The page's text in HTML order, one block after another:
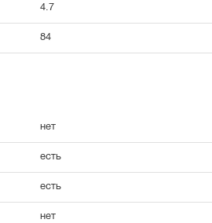
4.7
84
нет
есть
есть
нет